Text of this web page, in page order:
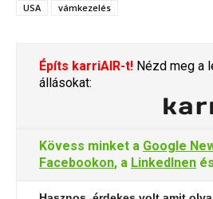
USA
vámkezelés
Építs karriAIR-t! Nézd meg a
állásokat:
Kövess minket a Google
Facebookon, a LinkedInen